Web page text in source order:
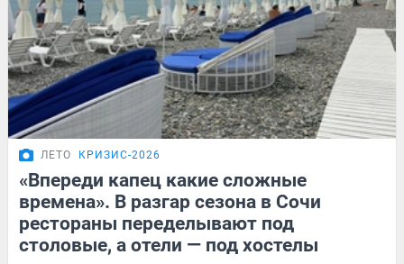
ЛЕТО КРИЗИС-2026
«Впереди капец какие сложные
времена». В разгар сезона в Сочи
рестораны переделывают под
столовые, а отели — под хостелы